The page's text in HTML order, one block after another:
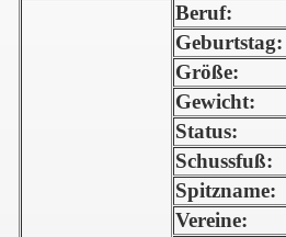
Beruf:
Geburtstag:
Größe:
Gewicht:
Status:
Schussfuß:
Spitzname:
Vereine: